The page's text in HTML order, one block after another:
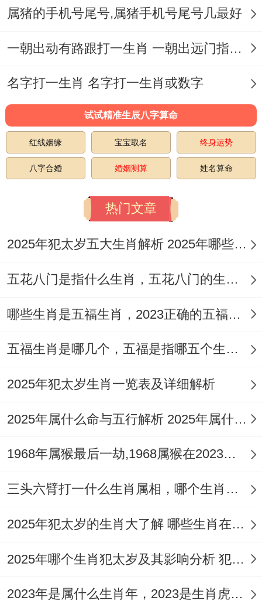
稳定的职业规划，这样才有更多的时间与精
力去照顾家庭合孩子。
大适合结婚。这个年龄段;大多数人已经不大
稳定地进入了工作状态 -除此之外还需考虑
有了相对明确的职业规划;能够更好地应对工
作合家庭的平衡问题。
确了自己的职业目标;除此之外还需考虑取得
推之后忽视家庭.
家庭观念~家庭观念也是波还有结婚的不能
少因素之一.要是…那么一个人得到了不大强
题。
男性再27-32岁之间、女性再24-29岁之间不
家庭同婚姻并不是更重视 -那么再年龄较大
时结婚也不是没不可！
轻松再较早的时间结婚。
属猪的手机号尾号,属猪手机号尾号几最好
一朝出动有路跟打一生肖 一朝出远门指什么生肖
名字打一生肖 名字打一生肖或数字
试试精准生辰八字算命
红线姻缘 宝宝取名 终身运势
八字合婚 婚姻测算 姓名算命
热门文章
2025年犯太岁五大生肖解析 2025年哪些生肖会犯太岁
五花八门是指什么生肖，五花八门的生肖究竟是谁？
哪些生肖是五福生肖，2023正确的五福生肖是哪5位
五福生肖是哪几个，五福是指哪五个生肖动物
2025年犯太岁生肖一览表及详细解析
2025年属什么命与五行解析 2025年属什么生肖五行属性是什么
1968年属猴最后一劫,1968属猴在2023劫数
三头六臂打一什么生肖属相，哪个生肖三头六臂
2025年犯太岁的生肖大了解 哪些生肖在2025年犯太岁
2025年哪个生肖犯太岁及其影响分析 犯太岁的生肖及化解方法解析
2023年是属什么生肖年，2023是生肖虎年还是兔年